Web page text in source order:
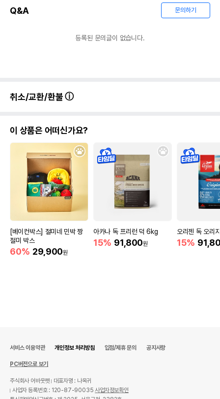
Q&A 문의하기
등록된 문의글이 없습니다.
취소/교환/환불
이 상품은 어떠신가요?
[베이컨박스] 절미네 민박 짱
절미 박스
60% 29,900원
아카나 독 프리런 덕 6kg
15% 91,800원
오리젠 독 오리
15%
서비스 이용약관 개인정보 처리방침 입점/제휴 문의 공지사항
PC버전으로 보기
주식회사 어바웃펫
대표자명 : 나옥귀
사업자 등록번호 : 120-87-90035사업자정보확인